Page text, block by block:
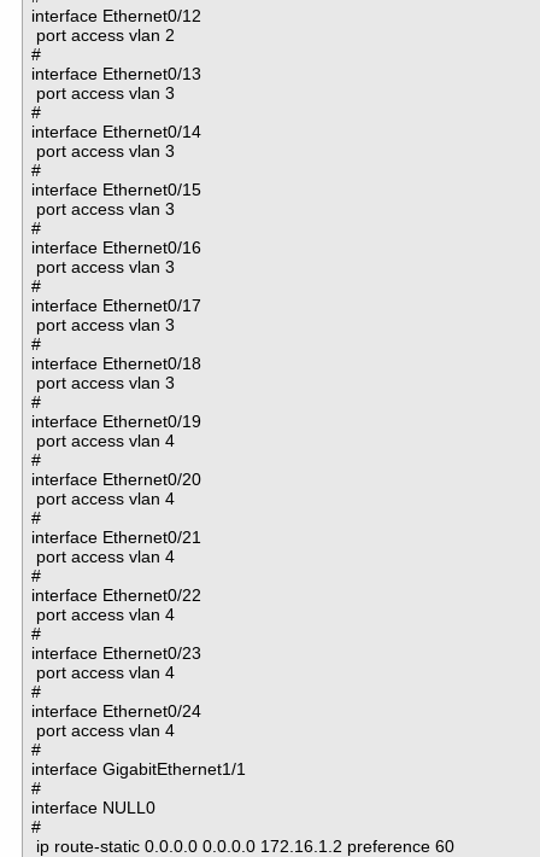
interface Ethernet0/12
port access vlan 2
#
interface Ethernet0/13
port access vlan 3
#
interface Ethernet0/14
port access vlan 3
#
interface Ethernet0/15
port access vlan 3
#
interface Ethernet0/16
port access vlan 3
#
interface Ethernet0/17
port access vlan 3
#
interface Ethernet0/18
port access vlan 3
#
interface Ethernet0/19
port access vlan 4
#
interface Ethernet0/20
port access vlan 4
#
interface Ethernet0/21
port access vlan 4
#
interface Ethernet0/22
port access vlan 4
#
interface Ethernet0/23
port access vlan 4
#
interface Ethernet0/24
port access vlan 4
#
interface GigabitEthernet1/1
#
interface NULL0
#
ip route-static 0.0.0.0 0.0.0.0 172.16.1.2 preference 60